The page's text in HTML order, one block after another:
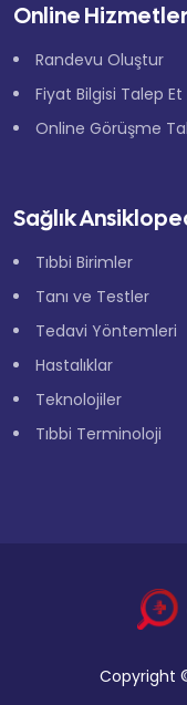
Online Hizmetler
Randevu Oluştur
Fiyat Bilgisi Talep Et
Online Görüşme
Sağlık
Tıbbi Birimler
Tanı ve Testler
Tedavi Yöntemleri
Hastalıklar
Teknolojiler
Tıbbi Terminoloji
Copyright ©